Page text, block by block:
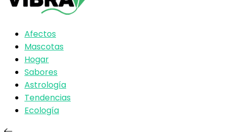
Afectos
Mascotas
Hogar
Sabores
Astrología
Tendencias
Ecología